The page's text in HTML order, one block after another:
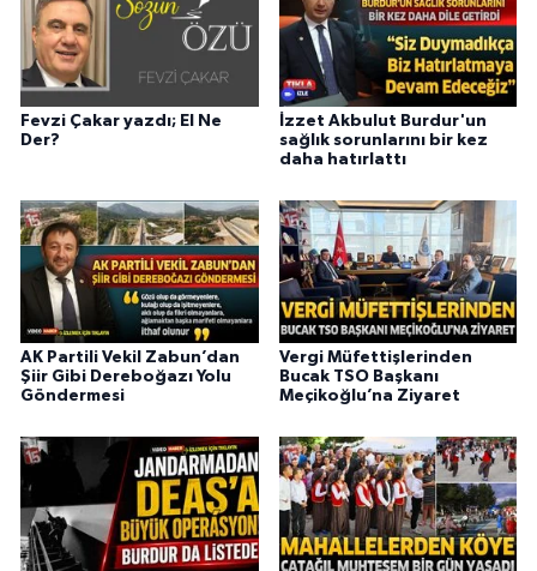
Fevzi Çakar yazdı; El Ne
Der?
İzzet Akbulut Burdur'un
sağlık sorunlarını bir kez
daha hatırlattı
AK Partili Vekil Zabun’dan
Şiir Gibi Dereboğazı Yolu
Göndermesi
Vergi Müfettişlerinden
Bucak TSO Başkanı
Meçikoğlu’na Ziyaret